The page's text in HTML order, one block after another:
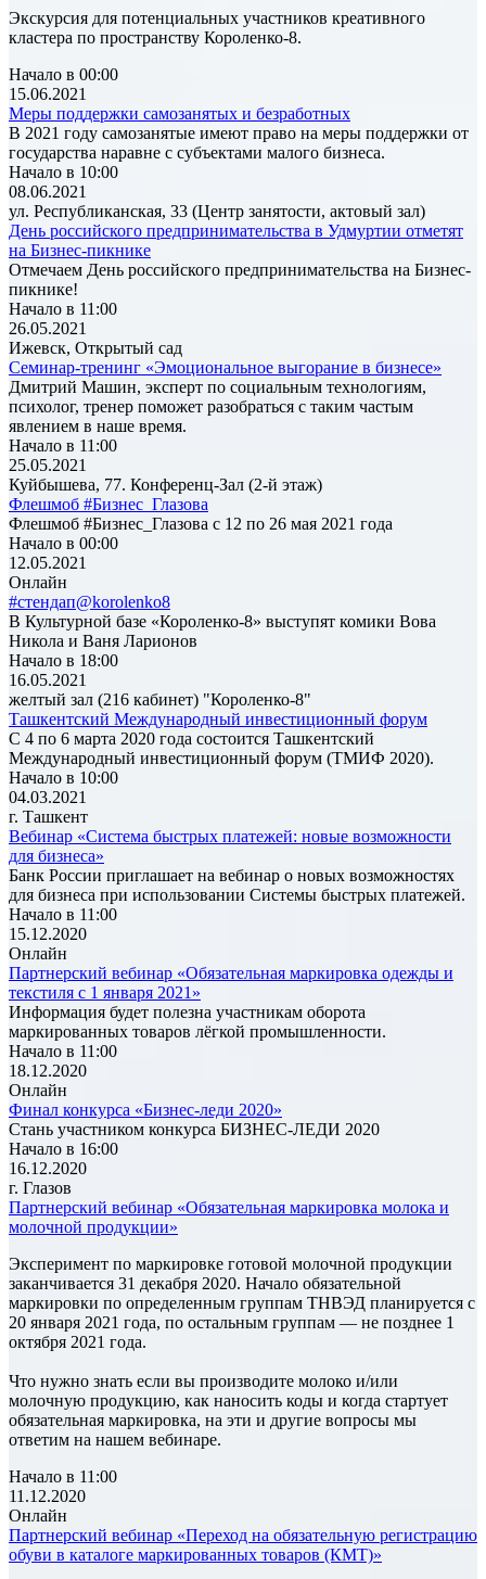
Экскурсия для потенциальных участников креативного
кластера по пространству Короленко-8.
Начало в 00:00
15.06.2021
Меры поддержки самозанятых и безработных
В 2021 году самозанятые имеют право на меры поддержки от
государства наравне с субъектами малого бизнеса.
Начало в 10:00
08.06.2021
ул. Республиканская, 33 (Центр занятости, актовый зал)
День российского предпринимательства в Удмуртии отметят
на Бизнес-пикнике
Отмечаем День российского предпринимательства на Бизнес-
пикнике!
Начало в 11:00
26.05.2021
Ижевск, Открытый сад
Семинар-тренинг «Эмоциональное выгорание в бизнесе»
Дмитрий Машин, эксперт по социальным технологиям,
психолог, тренер поможет разобраться с таким частым
явлением в наше время.
Начало в 11:00
25.05.2021
Куйбышева, 77. Конференц-Зал (2-й этаж)
Флешмоб #Бизнес_Глазова
Флешмоб #Бизнес_Глазова с 12 по 26 мая 2021 года
Начало в 00:00
12.05.2021
Онлайн
#стендап@korolenko8
В Культурной базе «Короленко-8» выступят комики Вова
Никола и Ваня Ларионов
Начало в 18:00
16.05.2021
желтый зал (216 кабинет) "Короленко-8"
Ташкентский Международный инвестиционный форум
С 4 по 6 марта 2020 года состоится Ташкентский
Международный инвестиционный форум (ТМИФ 2020).
Начало в 10:00
04.03.2021
г. Ташкент
Вебинар «Система быстрых платежей: новые возможности
для бизнеса»
Банк России приглашает на вебинар о новых возможностях
для бизнеса при использовании Системы быстрых платежей.
Начало в 11:00
15.12.2020
Онлайн
Партнерский вебинар «Обязательная маркировка одежды и
текстиля с 1 января 2021»
Информация будет полезна участникам оборота
маркированных товаров лёгкой промышленности.
Начало в 11:00
18.12.2020
Онлайн
Финал конкурса «Бизнес-леди 2020»
Стань участником конкурса БИЗНЕС-ЛЕДИ 2020
Начало в 16:00
16.12.2020
г. Глазов
Партнерский вебинар «Обязательная маркировка молока и
молочной продукции»
Эксперимент по маркировке готовой молочной продукции
заканчивается 31 декабря 2020. Начало обязательной
маркировки по определенным группам ТНВЭД планируется с
20 января 2021 года, по остальным группам — не позднее 1
октября 2021 года.
Что нужно знать если вы производите молоко и/или
молочную продукцию, как наносить коды и когда стартует
обязательная маркировка, на эти и другие вопросы мы
ответим на нашем вебинаре.
Начало в 11:00
11.12.2020
Онлайн
Партнерский вебинар «Переход на обязательную регистрацию
обуви в каталоге маркированных товаров (КМТ)»